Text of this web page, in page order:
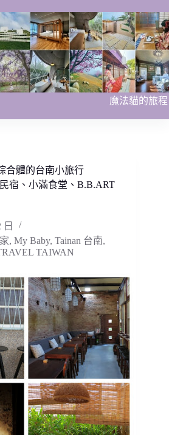
魔法貓的旅程
合體的台南小旅行
宿、小滿食堂、B.B.ART
日
, My Baby, Tainan 台南,
TAIWAN